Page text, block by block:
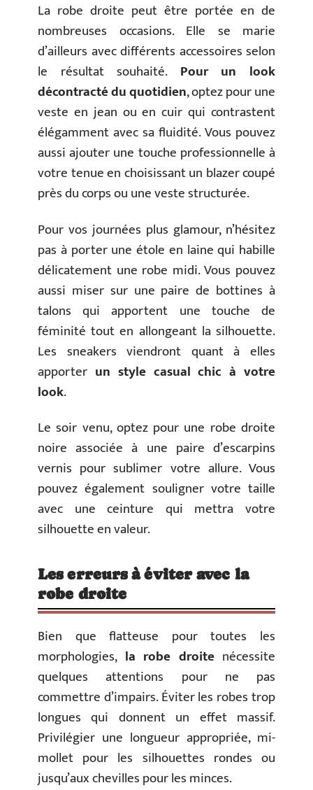
La robe droite peut être portée en de
nombreuses occasions. Elle se marie
d’ailleurs avec différents accessoires selon
le résultat souhaité. Pour un look
décontracté du quotidien, optez pour une
veste en jean ou en cuir qui contrastent
élégamment avec sa fluidité. Vous pouvez
aussi ajouter une touche professionnelle à
votre tenue en choisissant un blazer coupé
près du corps ou une veste structurée.
Pour vos journées plus glamour, n’hésitez
pas à porter une étole en laine qui habille
délicatement une robe midi. Vous pouvez
aussi miser sur une paire de bottines à
talons qui apportent une touche de
féminité tout en allongeant la silhouette.
Les sneakers viendront quant à elles
apporter un style casual chic à votre
look.
Le soir venu, optez pour une robe droite
noire associée à une paire d’escarpins
vernis pour sublimer votre allure. Vous
pouvez également souligner votre taille
avec une ceinture qui mettra votre
silhouette en valeur.
Les erreurs à éviter avec la
robe droite
Bien que flatteuse pour toutes les
morphologies, la robe droitenécessite
quelques attentions pour ne pas
commettre d’impairs. Éviter les robes trop
longues qui donnent un effet massif.
Privilégier une longueur appropriée, mi-
mollet pour les silhouettes rondes ou
jusqu’aux chevilles pour les minces.